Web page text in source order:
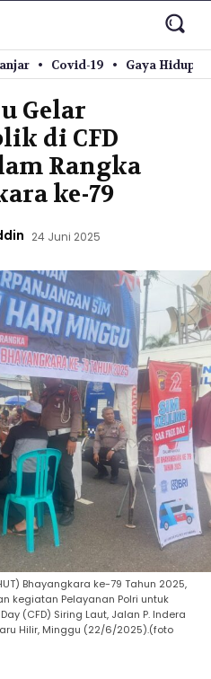
Covid-19 Gaya Hidup
Gelar
di CFD
Rangka
ke-79
24 Juni 2025
Bhayangkara ke-79 Tahun 2025,
kegiatan Pelayanan Polri untuk
(CFD) Siring Laut, Jalan P. Indera
Hilir, Minggu (22/6/2025).(foto